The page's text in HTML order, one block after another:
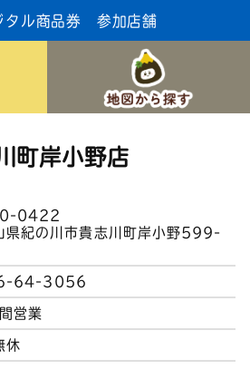
タル商品券 参加店舗
町岸小野店
0422
県紀の川市貴志川町岸小野599-
64-3056
営業
休